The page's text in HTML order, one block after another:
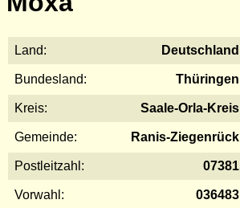
Land: Deutschland
Bundesland: Thüringen
Kreis: Saale-Orla-Kreis
Gemeinde: Ranis-Ziegenrück
Postleitzahl: 07381
Vorwahl: 036483